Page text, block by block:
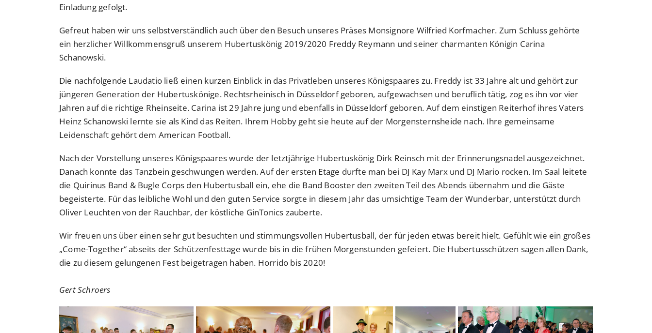
Einladung gefolgt.
Gefreut haben wir uns selbstverständlich auch über den Besuch unseres Präses Monsignore Wilfried Korfmacher. Zum Schluss gehörte
ein herzlicher Willkommensgruß unserem Hubertuskönig 2019/2020 Freddy Reymann und seiner charmanten Königin Carina
Schanowski.
Die nachfolgende Laudatio ließ einen kurzen Einblick in das Privatleben unseres Königspaares zu. Freddy ist 33 Jahre alt und gehört zur
jüngeren Generation der Hubertuskönige. Rechtsrheinisch in Düsseldorf geboren, aufgewachsen und beruflich tätig, zog es ihn vor vier
Jahren auf die richtige Rheinseite. Carina ist 29 Jahre jung und ebenfalls in Düsseldorf geboren. Auf dem einstigen Reiterhof ihres Vaters
Heinz Schanowski lernte sie als Kind das Reiten. Ihrem Hobby geht sie heute auf der Morgensternsheide nach. Ihre gemeinsame
Leidenschaft gehört dem American Football.
Nach der Vorstellung unseres Königspaares wurde der letztjährige Hubertuskönig Dirk Reinsch mit der Erinnerungsnadel ausgezeichnet.
Danach konnte das Tanzbein geschwungen werden. Auf der ersten Etage durfte man bei DJ Kay Marx und DJ Mario rocken. Im Saal leitete
die Quirinus Band & Bugle Corps den Hubertusball ein, ehe die Band Booster den zweiten Teil des Abends übernahm und die Gäste
begeisterte. Für das leibliche Wohl und den guten Service sorgte in diesem Jahr das umsichtige Team der Wunderbar, unterstützt durch
Oliver Leuchten von der Rauchbar, der köstliche GinTonics zauberte.
Wir freuen uns über einen sehr gut besuchten und stimmungsvollen Hubertusball, der für jeden etwas bereit hielt. Gefühlt wie ein großes
„Come-Together“ abseits der Schützenfesttage wurde bis in die frühen Morgenstunden gefeiert. Die Hubertusschützen sagen allen Dank,
die zu diesem gelungenen Fest beigetragen haben. Horrido bis 2020!
Gert Schroers